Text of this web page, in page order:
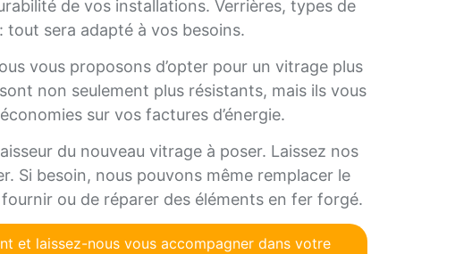
de vos installations. Verrières, types de
sera adapté à vos besoins.
vous proposons d’opter pour un vitrage plus
non seulement plus résistants, mais ils vous
sur vos factures d’énergie.
du nouveau vitrage à poser. Laissez nos
Si besoin, nous pouvons même remplacer le
ou de réparer des éléments en fer forgé.
et laissez-nous vous accompagner dans votre